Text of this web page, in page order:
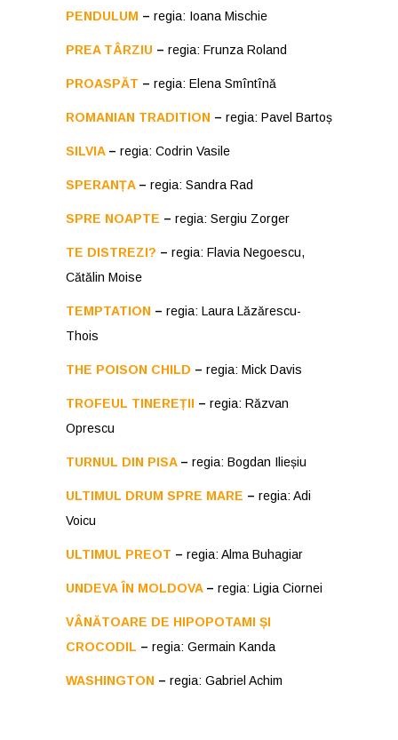
PENDULUM – regia: Ioana Mischie
PREA TÂRZIU – regia: Frunza Roland
PROASPĂT – regia: Elena Smîntînă
ROMANIAN TRADITION – regia: Pavel Bartoș
SILVIA – regia: Codrin Vasile
SPERANȚA – regia: Sandra Rad
SPRE NOAPTE – regia: Sergiu Zorger
TE DISTREZI? – regia: Flavia Negoescu,
Cătălin Moise
TEMPTATION – regia: Laura Lăzărescu-
Thois
THE POISON CHILD – regia: Mick Davis
TROFEUL TINEREȚII – regia: Răzvan
Oprescu
TURNUL DIN PISA – regia: Bogdan Ilieșiu
ULTIMUL DRUM SPRE MARE – regia: Adi
Voicu
ULTIMUL PREOT – regia: Alma Buhagiar
UNDEVA ÎN MOLDOVA – regia: Ligia Ciornei
VÂNĂTOARE DE HIPOPOTAMI ȘI
CROCODIL – regia: Germain Kanda
WASHINGTON – regia: Gabriel Achim